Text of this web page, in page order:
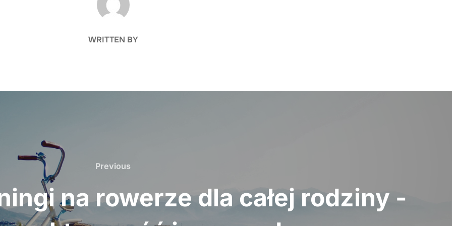
WRITTEN BY
Previous
Previous
na rowerze dla całej rodziny -